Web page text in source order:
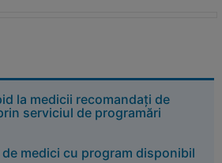
la medicii recomandați de
serviciul de programări
medici cu program disponibil